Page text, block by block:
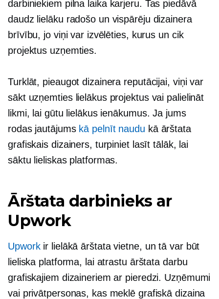
darbiniekiem pilna laikakarjeru. Tas piedāvā
daudz lielāku radošo un vispārēju dizainera
brīvību, jo viņi var izvēlēties, kurus un cik
projektus uzņemties.
Turklāt, pieaugot dizainera reputācijai, viņi var
sākt uzņemties lielākus projektus vai palielināt
likmi, lai gūtu lielākus ienākumus. Ja jums
rodas jautājums kā pelnīt naudu kā ārštata
grafiskais dizainers, turpiniet lasīt tālāk, lai
sāktu lieliskas platformas.
Ārštata darbinieks ar
Upwork
Upworkir lielākā ārštata vietne, un tā var būt
lieliska platforma, lai atrastu ārštata darbu
grafiskajiem dizaineriem ar pieredzi. Uzņēmumi
vai privātpersonas, kas meklē grafiskā dizaina